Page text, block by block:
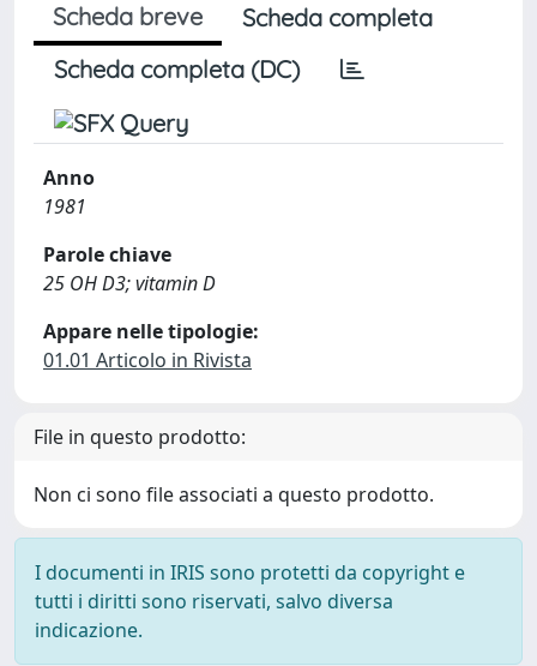
Scheda breve
Scheda completa
Scheda completa (DC)
Anno
1981
Parole chiave
25 OH D3; vitamin D
Appare nelle tipologie:
01.01 Articolo in Rivista
File in questo prodotto:
Non ci sono file associati a questo prodotto.
I documenti in IRIS sono protetti da copyright e
tutti i diritti sono riservati, salvo diversa
indicazione.